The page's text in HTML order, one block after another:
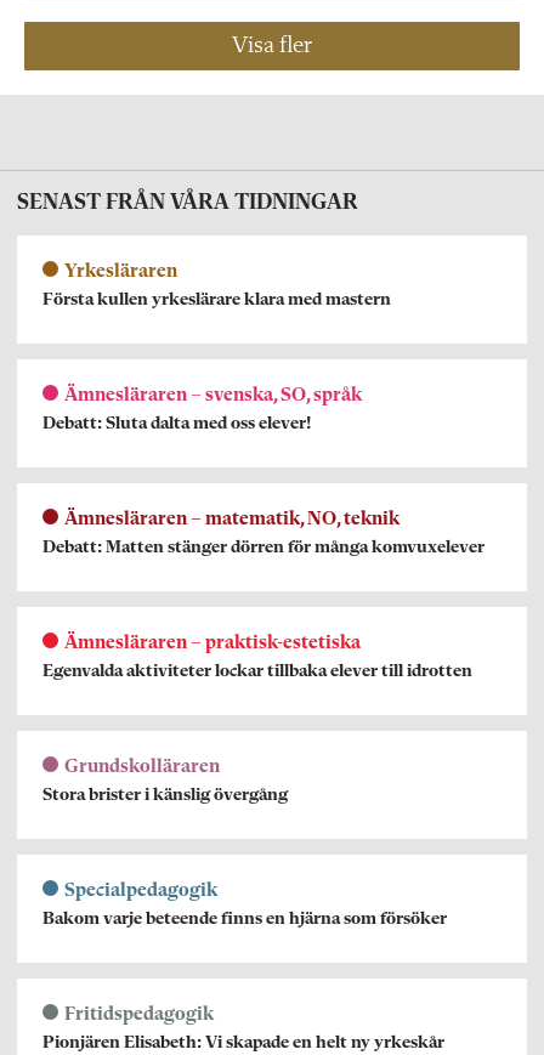
Visa fler
SENAST FRÅN VÅRA TIDNINGAR
Yrkesläraren
Första kullen yrkeslärare klara med mastern
Ämnesläraren – svenska, SO, språk
Debatt: Sluta dalta med oss elever!
Ämnesläraren – matematik, NO, teknik
Debatt: Matten stänger dörren för många komvuxelever
Ämnesläraren – praktisk-estetiska
Egenvalda aktiviteter lockar tillbaka elever till idrotten
Grundskolläraren
Stora brister i känslig övergång
Specialpedagogik
Bakom varje beteende finns en hjärna som försöker
Fritidspedagogik
Pionjären Elisabeth: Vi skapade en helt ny yrkeskår